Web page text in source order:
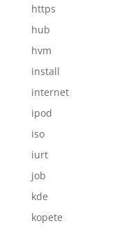
https
hub
hvm
install
internet
ipod
iso
iurt
job
kde
kopete